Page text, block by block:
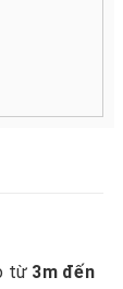
từ 3m đến